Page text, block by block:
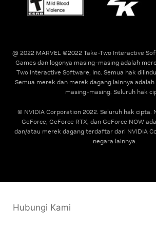
@ 2022 MARVEL ©2022 Take-Two Interactive
Games dan logonya masing-masing adalah
Two Interactive Software, Inc. Semua hak
Semua merek dan merek dagang lainnya
masing-masing. Seluruh hak
© NVIDIA Corporation 2022. Seluruh hak cipta.
GeForce, GeForce RTX, dan GeForce NOW
dan/atau merek dagang terdaftar dari NVIDIA
negara lainnya.
Hubungi Kami